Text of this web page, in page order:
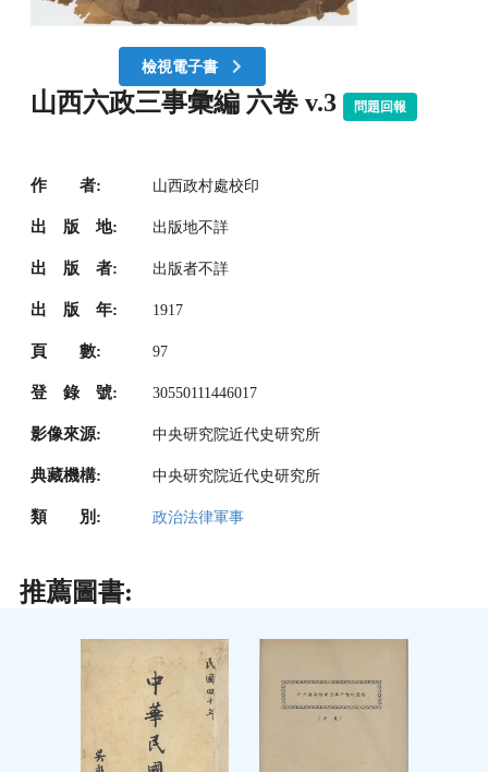
檢視電子書
山西六政三事彙編 六卷 v.3 問題回報
作 者: 山西政村處校印
出 版 地: 出版地不詳
出 版 者: 出版者不詳
出 版 年: 1917
頁 數: 97
登 錄 號: 30550111446017
影像來源: 中央研究院近代史研究所
典藏機構: 中央研究院近代史研究所
類 別: 政治法律軍事
推薦圖書: